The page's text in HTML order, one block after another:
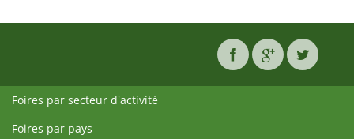
Foires par secteur d'activité
Foires par pays